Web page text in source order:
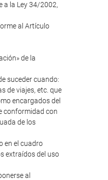
a la Ley 34/2002,
al Artículo
de la
suceder cuando:
de viajes, etc. que
encargados del
conformidad con
de los
en el cuadro
extraídos del uso
al